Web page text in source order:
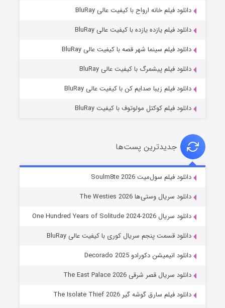
خاندان اژدها فصل ۳
جادوگری در مغولستان
دانلود فیلم خانه ارواح با کیفیت عالی BluRay
دانلود فیلم یازده یازده با کیفیت عالی BluRay
دانلود فیلم سینما شهر قصه با کیفیت عالی BluRay
دانلود فیلم پیشمرگ با کیفیت عالی BluRay
دانلود فیلم زیبا صدایم کن با کیفیت عالی BluRay
دانلود فیلم کوکتل مولوتوف با کیفیت BluRay
جدیدترین پست‌ها
دانلود فیلم سول‌میت Soulm8te 2026
دانلود سریال وستی‌ها The Westies 2026
دانلود سریال One Hundred Years of Solitude 2024-2026
دانلود قسمت پنجم سریال کوری با کیفیت عالی BluRay
دانلود انیمیشن دکورادو Decorado 2025
دانلود سریال قصر شرقی The East Palace 2026
دانلود فیلم سارق گوشه گیر The Isolate Thief 2026